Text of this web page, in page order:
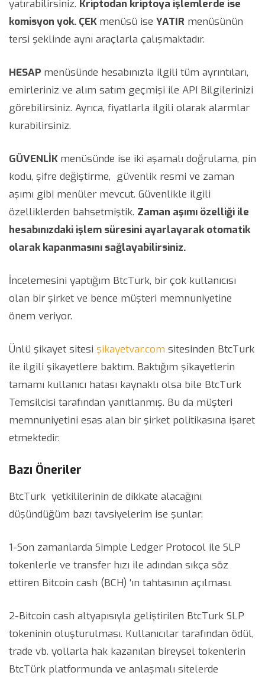
yatırabilirsiniz. Kriptodan kriptoya işlemlerde ise
komisyon yok. ÇEK menüsü ise YATIR menüsünün
tersi şeklinde aynı araçlarla çalışmaktadır.
HESAP menüsünde hesabınızla ilgili tüm ayrıntıları,
emirleriniz ve alım satım geçmişi ile API Bilgilerinizi
görebilirsiniz. Ayrıca, fiyatlarla ilgili olarak alarmlar
kurabilirsiniz.
GÜVENLİK menüsünde ise iki aşamalı doğrulama, pin
kodu, şifre değiştirme, güvenlik resmi ve zaman
aşımı gibi menüler mevcut. Güvenlikle ilgili
özelliklerden bahsetmiştik. Zaman aşımı özelliği ile
hesabınızdaki işlem süresini ayarlayarak otomatik
olarak kapanmasını sağlayabilirsiniz.
İncelemesini yaptığım BtcTurk, bir çok kullanıcısı
olan bir şirket ve bence müşteri memnuniyetine
önem veriyor.
Ünlü şikayet sitesi şikayetvar.com sitesinden BtcTurk
ile ilgili şikayetlere baktım. Baktığım şikayetlerin
tamamı kullanıcı hatası kaynaklı olsa bile BtcTurk
Temsilcisi tarafından yanıtlanmış. Bu da müşteri
memnuniyetini esas alan bir şirket politikasına işaret
etmektedir.
Bazı Öneriler
BtcTurk yetkililerinin de dikkate alacağını
düşündüğüm bazı tavsiyelerim ise şunlar:
1-Son zamanlarda Simple Ledger Protocol ile SLP
tokenlerle ve transfer hızı ile adından sıkça söz
ettiren Bitcoin cash (BCH) ‘ın tahtasının açılması.
2-Bitcoin cash altyapısıyla geliştirilen BtcTurk SLP
tokeninin oluşturulması. Kullanıcılar tarafından ödül,
trade vb. yollarla hak kazanılan bireysel tokenlerin
BtcTürk platformunda ve anlaşmalı sitelerde